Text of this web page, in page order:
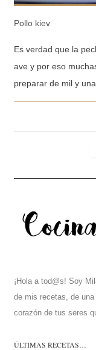
Pollo kiev
Es verdad que la
ave y por eso
preparar de mil y
¡Hola a tod@s! Soy
de mis recetas, de
corazón de tus seres
ÚLTIMAS RECETAS…